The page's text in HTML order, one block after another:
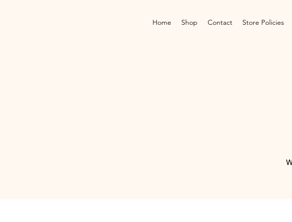
Home Shop Contact Store Policies